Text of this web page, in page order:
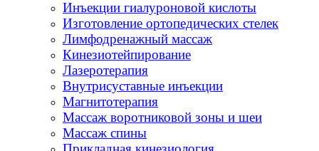
Инъекции гиалуроновой кислоты
Изготовление ортопедических стелек
Лимфодренажный массаж
Кинезиотейпирование
Лазеротерапия
Внутрисуставные инъекции
Магнитотерапия
Массаж воротниковой зоны и шеи
Массаж спины